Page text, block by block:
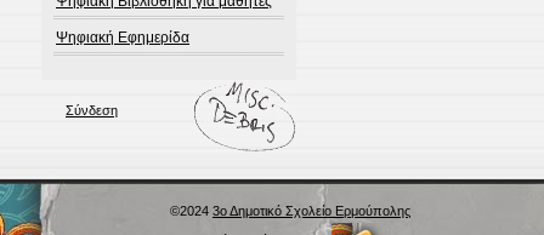
Ψηφιακή Εφημερίδα
Σύνδεση
©2024 3ο Δημοτικό Σχολείο Ερμούπολης